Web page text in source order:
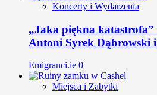
Koncerty i Wydarzenia
„Jaka piękna
Antoni Syrek Dąbrowski
Emigranci.ie 0
Miejsca i Zabytki